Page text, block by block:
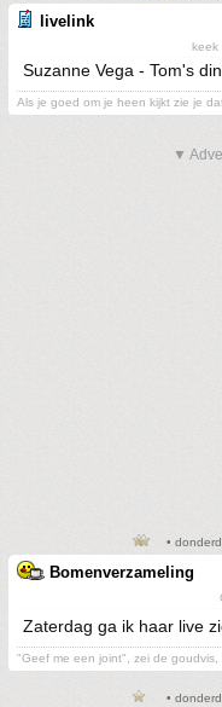
livelink
keek
Suzanne Vega - Tom's
Als je goed om je heen kijkt zie je
▼
•
Bomenverzameling
Zaterdag ga ik haar live
"Geef me een joint", zei de goudvis,
•